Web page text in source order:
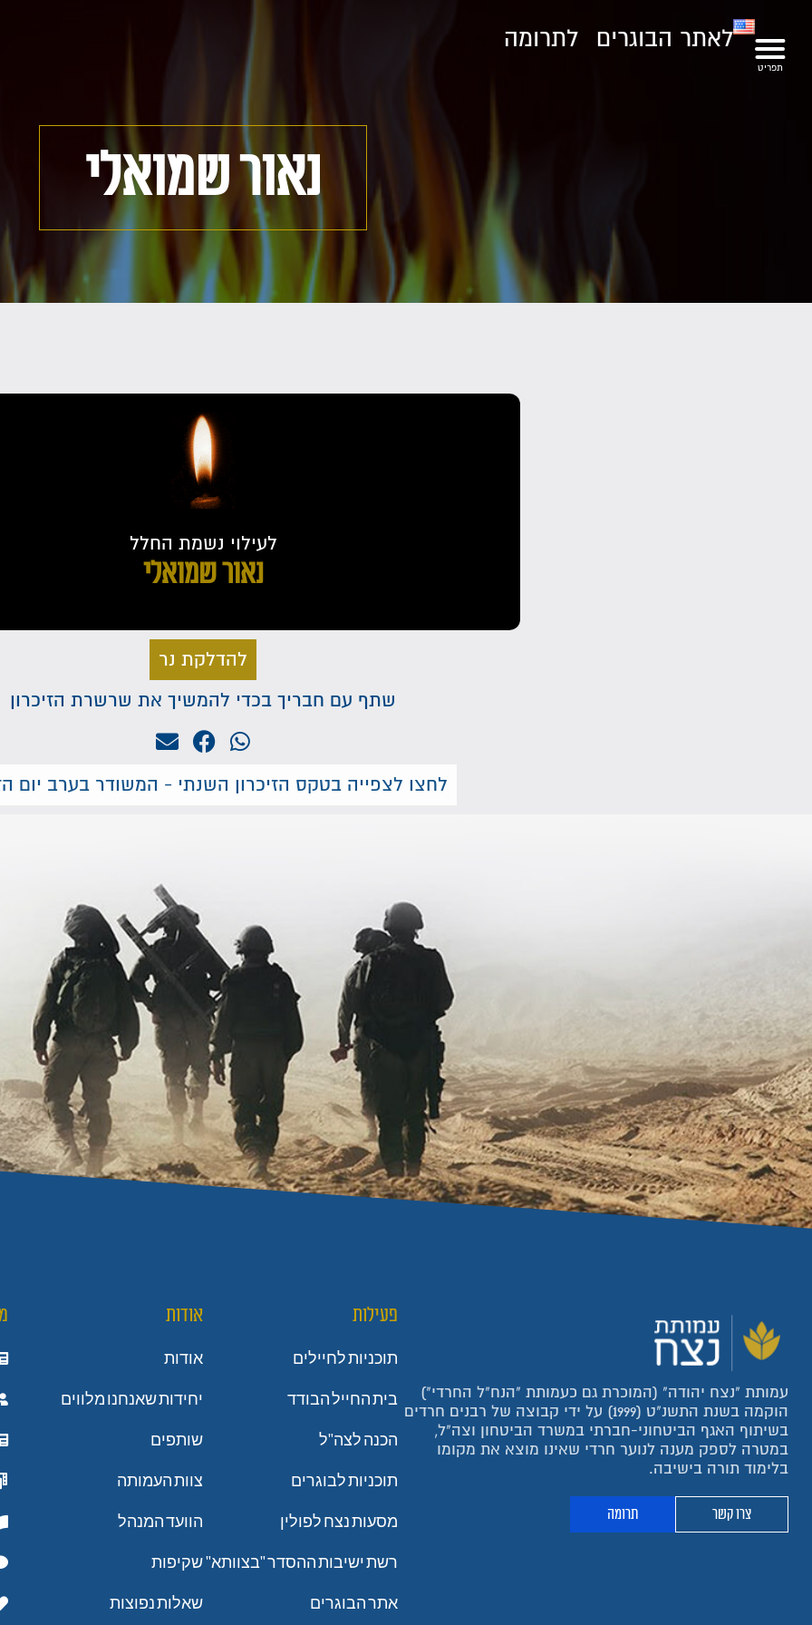
לאתר הבוגרים לתרומה
נאור שמואלי
לעילוי נשמת החלל
נאור שמואלי
להדלקת נר
שתף עם חבריך בכדי להמשיך את שרשרת הזיכרון
לחצו לצפייה בטקס הזיכרון השנתי - המשודר בערב יום
עמותת "נצח יהודה" (המוכרת גם כעמותת "הנח"ל החרדי")
הוקמה בשנת התשנ"ט (1999) על ידי קבוצה של רבנים חרדים
בשיתוף האגף הביטחוני-חברתי במשרד הביטחון וצה"ל,
במטרה לספק מענה לנוער חרדי שאינו מוצא את מקומו
בלימוד תורה בישיבה.
צרו קשר תרומה
פעילות
תוכניות לחיילים
בית החייל הבודד
הכנה לצה"ל
תוכניות לבוגרים
מסעות נצח לפולין
רשת ישיבות ההסדר "בצוותא"
אתר הבוגרים
אודות
אודות
יחידות שאנחנו מלווים
שותפים
צוות העמותה
הוועד המנהל
שקיפות
שאלות נפוצות